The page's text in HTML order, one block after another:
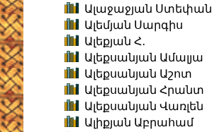
Ալաջաջյան Ստեփան
Ալեմյան Սարգիս
Ալեքյան Հ․
Ալեքսանյան Ամալյա
Ալեքսանյան Աշոտ
Ալեքսանյան Հրանտ
Ալեքսանյան Վառլեն
Ալիքյան Աբրահամ